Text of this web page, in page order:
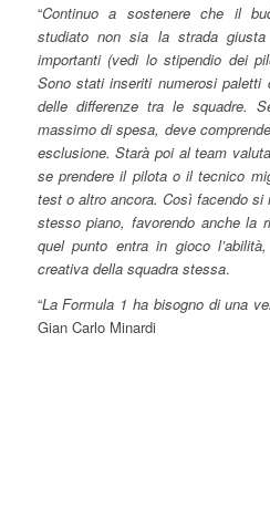
“Continuo a sostenere che il
studiato non sia la strada
importanti (vedi lo stipendio dei
Sono stati inseriti numerosi paletti
delle differenze tra le squadre.
massimo di spesa, deve
esclusione. Starà poi al team
se prendere il pilota o il tecnico
test o altro ancora. Così facendo
stesso piano, favorendo anche la
quel punto entra in gioco
creativa della squadra stessa.
“La Formula 1 ha bisogno di una
Gian Carlo Minardi